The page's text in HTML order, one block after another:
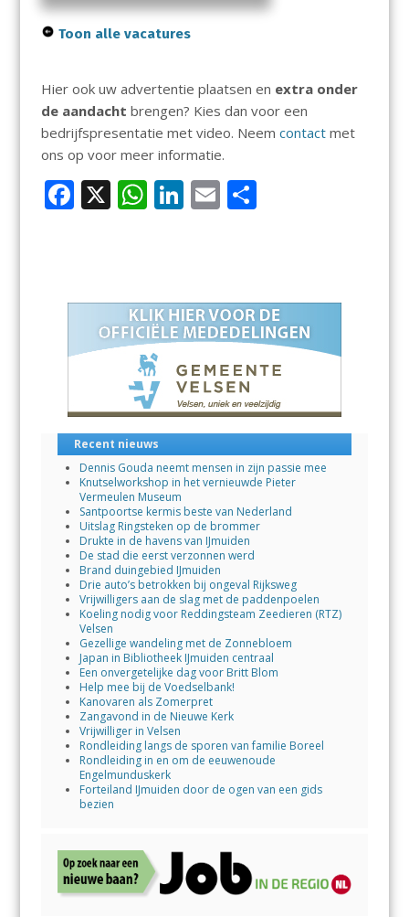
Toon alle vacatures
Hier ook uw advertentie plaatsen en extra onder
de aandacht brengen? Kies dan voor een
bedrijfspresentatie met video. Neem contactmet
ons op voor meer informatie.
F
o
X W
A
p
p
Li
dI
n
E D
Recent nieuws
Dennis Gouda neemt mensen in zijn passie mee
Knutselworkshop in het vernieuwde Pieter
Vermeulen Museum
Santpoortse kermis beste van Nederland
Uitslag Ringsteken op de brommer
Drukte in de havens van IJmuiden
De stad die eerst verzonnen werd
Brand duingebied IJmuiden
Drie auto’s betrokken bij ongeval Rijksweg
Vrijwilligers aan de slag met de paddenpoelen
Koeling nodig voor Reddingsteam Zeedieren (RTZ)
Velsen
Gezellige wandeling met de Zonnebloem
Japan in Bibliotheek IJmuiden centraal
Een onvergetelijke dag voor Britt Blom
Help mee bij de Voedselbank!
Kanovaren als Zomerpret
Zangavond in de Nieuwe Kerk
Vrijwilliger in Velsen
Rondleiding langs de sporen van familie Boreel
Rondleiding in en om de eeuwenoude
Engelmunduskerk
Forteiland IJmuiden door de ogen van een gids
bezien